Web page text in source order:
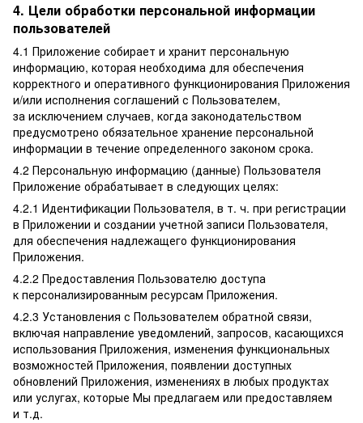
4. Цели обработки персональной информации
пользователей
4.1 Приложение собирает и хранит персональную
информацию, которая необходима для обеспечения
корректного и оперативного функционирования Приложения
и/или исполнения соглашений с Пользователем,
за исключением случаев, когда законодательством
предусмотрено обязательное хранение персональной
информации в течение определенного законом срока.
4.2 Персональную информацию (данные) Пользователя
Приложение обрабатывает в следующих целях:
4.2.1 Идентификации Пользователя, в т. ч. при регистрации
в Приложении и создании учетной записи Пользователя,
для обеспечения надлежащего функционирования
Приложения.
4.2.2 Предоставления Пользователю доступа
к персонализированным ресурсам Приложения.
4.2.3 Установления с Пользователем обратной связи,
включая направление уведомлений, запросов, касающихся
использования Приложения, изменения функциональных
возможностей Приложения, появлении доступных
обновлений Приложения, изменениях в любых продуктах
или услугах, которые Мы предлагаем или предоставляем
и т.д.